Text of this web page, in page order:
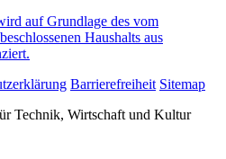
auf Grundlage des vom
Haushalts aus
Barrierefreiheit Sitemap
Technik, Wirtschaft und Kultur